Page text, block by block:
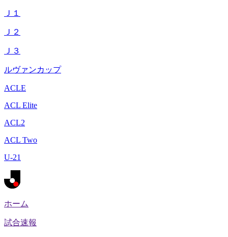
Ｊ１
Ｊ２
Ｊ３
ルヴァンカップ
ACLE
ACL Elite
ACL2
ACL Two
U-21
ホーム
試合速報